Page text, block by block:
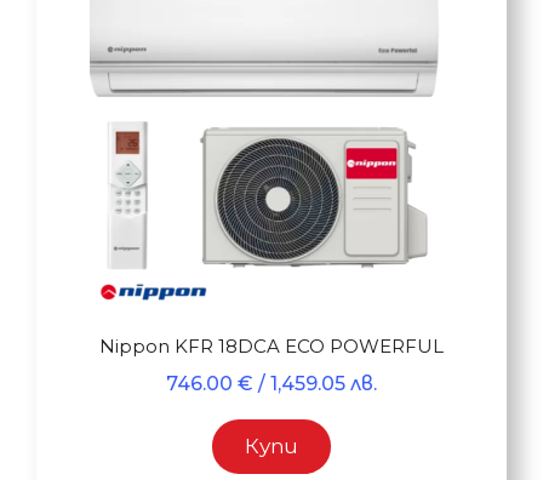
Nippon KFR 18DCA ECO POWERFUL
746.00 € / 1,459.05 лв.
Купи